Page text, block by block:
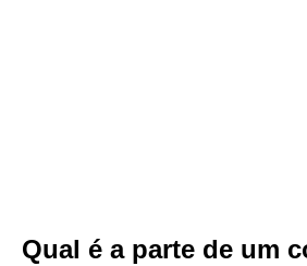
Qual é a parte de um